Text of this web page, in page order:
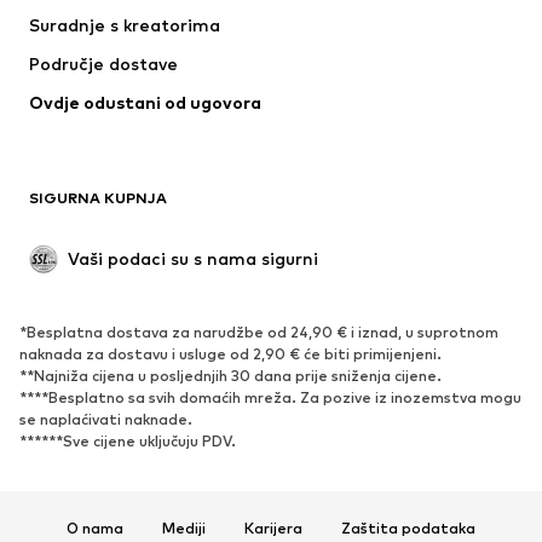
Suradnje s kreatorima
Područje dostave
Ovdje odustani od ugovora
SIGURNA KUPNJA
Vaši podaci su s nama sigurni
*Besplatna dostava za narudžbe od 24,90 € i iznad, u suprotnom
naknada za dostavu i usluge od 2,90 € će biti primijenjeni.
**Najniža cijena u posljednjih 30 dana prije sniženja cijene.
****Besplatno sa svih domaćih mreža. Za pozive iz inozemstva mogu
se naplaćivati ​​naknade.
******Sve cijene uključuju PDV.
O nama Mediji Karijera Zaštita podataka